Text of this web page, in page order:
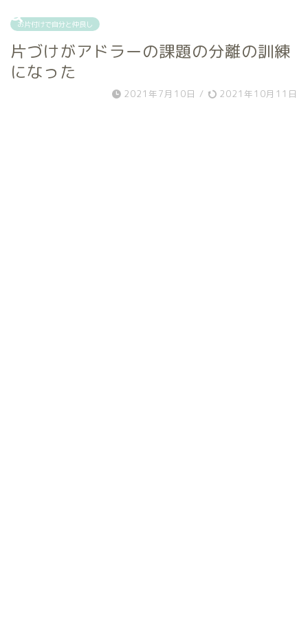
お片付けで自分と仲良し
片づけがアドラーの課題の分離の訓練
になった
2021年7月10日 / 2021年10月11日